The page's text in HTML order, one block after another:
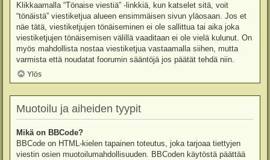
Klikkaamalla “Tönaise viestiä” -linkkiä, kun katselet sitä, voit
“tönäistä” viestiketjua alueen ensimmäisen sivun yläosaan. Jos et
näe tätä, viestiketjujen tönäiseminen ei ole sallittua tai aika joka
viestiketjujen tönäisemisen välillä vaaditaan ei ole vielä kulunut. On
myös mahdollista nostaa viestiketjua vastaamalla siihen, mutta
varmista että noudatat foorumin sääntöjä jos päätät tehdä niin.
Ylös
Muotoilu ja aiheiden tyypit
Mikä on BBCode?
BBCode on HTML-kielen tapainen toteutus, joka tarjoaa tiettyjen
viestin osien muotoilumahdollisuuden. BBCoden käytöstä päättää